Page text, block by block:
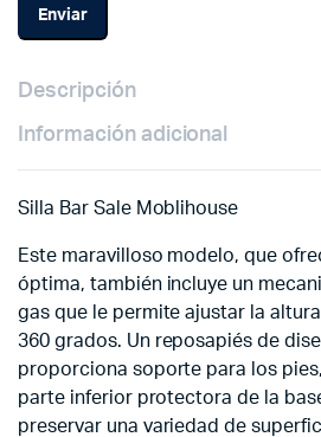
Descripción
Información adicional
Silla Bar Sale Moblihouse
Este maravilloso modelo, que
óptima, también incluye un
gas que le permite ajustar la
360 grados. Un reposapiés de
proporciona soporte para los
parte inferior protectora de la
preservar una variedad de